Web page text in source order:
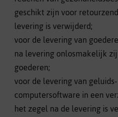
geschikt zijn voor
levering is verwijderd;
voor de levering van
na levering onlosmakelijk
goederen;
voor de levering van
computersoftware in een
het zegel na de levering is